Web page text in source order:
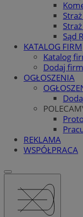
Sąd
KATALOG FIRM
Katalog
Dodaj
OGŁOSZENIA
REKLAMA
WSPÓŁPRACA